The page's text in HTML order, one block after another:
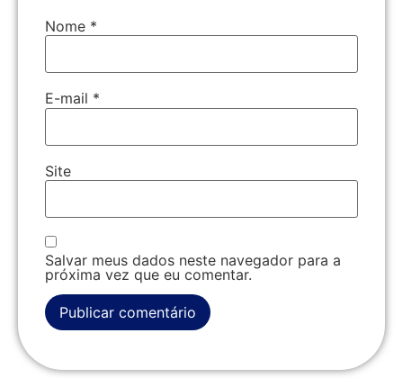
Nome *
E-mail *
Site
Salvar meus dados neste navegador para a
próxima vez que eu comentar.